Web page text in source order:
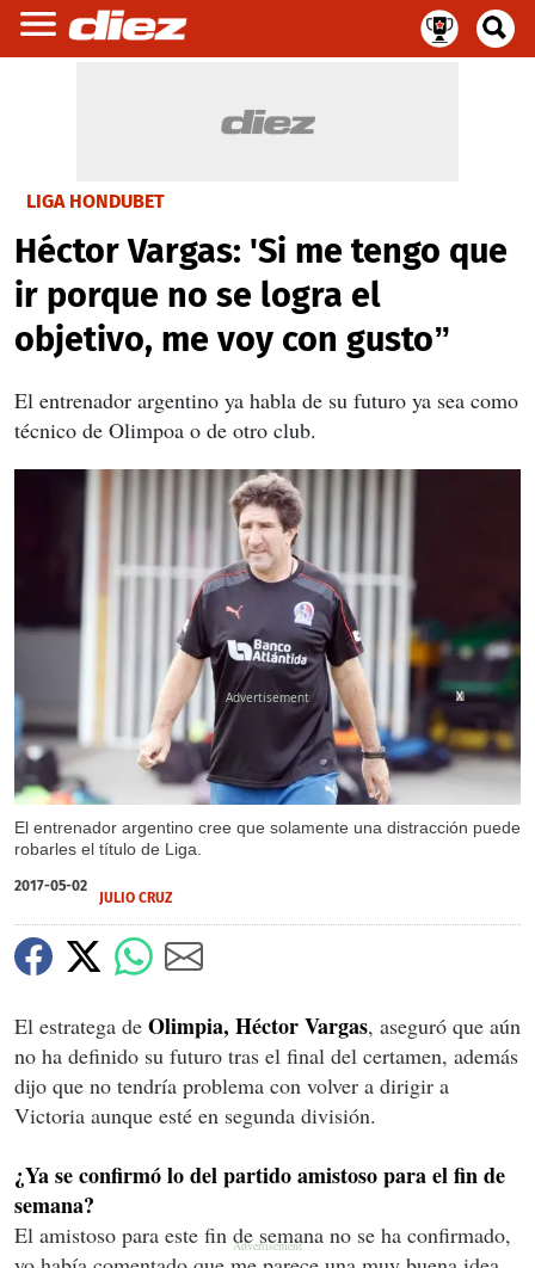
LIGA HONDUBET
Héctor Vargas: 'Si me tengo que
ir porque no se logra el
objetivo, me voy con gusto”
El entrenador argentino ya habla de su futuro ya sea como
técnico de Olimpoa o de otro club.
El entrenador argentino cree que solamente una distracción puede
robarles el título de Liga.
X
X
2017-05-02
JULIO CRUZ
El estratega de Olimpia, Héctor Vargas, aseguró que aún
no ha definido su futuro tras el final del certamen, además
dijo que no tendría problema con volver a dirigir a
Victoria aunque esté en segunda división.
¿Ya se confirmó lo del partido amistoso para el fin de
semana?
El amistoso para este fin de semana no se ha confirmado,